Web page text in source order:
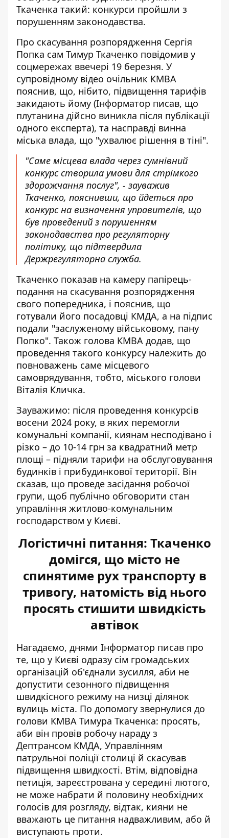
Ткаченка такий: конкурси пройшли з
порушенням законодавства.
Про скасування розпорядження Сергія
Попка сам Тимур Ткаченко повідомив у
соцмережах ввечері 19 березня. У
супровідному відео очільник КМВА
пояснив, що, нібито, підвищення тарифів
закидають йому (Інформатор писав, що
плутанина дійсно виникла після публікації
одного експерта), та насправді винна
міська влада, що "ухвалює рішення в тіні".
"Саме місцева влада через сумнівний
конкурс створила умови для стрімкого
здорожчання послуг", - зауважив
Ткаченко, пояснивши, що йдеться про
конкурс на визначення управителів, що
був проведений з порушенням
законодавства про регуляторну
політику, що підтвердила
Держрегуляторна служба.
Ткаченко показав на камеру папірець-
подання на скасування розпорядження
свого попередника, і пояснив, що
готували його посадовці КМДА, а на підпис
подали "заслуженому військовому, пану
Попко". Також голова КМВА додав, що
проведення такого конкурсу належить до
повноважень саме місцевого
самоврядування, тобто, міського голови
Віталія Кличка.
Зауважимо: після проведення конкурсів
восени 2024 року, в яких перемогли
комунальні компанії, киянам несподівано і
різко – до 10-14 грн за квадратний метр
площі – підняли тарифи на обслуговування
будинків і прибудинкової території. Він
сказав, що проведе засідання робочої
групи, щоб публічно обговорити стан
управління житлово-комунальним
господарством у Києві.
Логістичні питання: Ткаченко
домігся, що місто не
спинятиме рух транспорту в
тривогу, натомість від нього
просять стишити швидкість
автівок
Нагадаємо, днями Інформатор писав про
те, що у Києві одразу сім громадських
організацій об'єднали зусилля, аби не
допустити сезонного підвищення
швидкісного режиму на низці ділянок
вулиць міста. По допомогу звернулися до
голови КМВА Тимура Ткаченка: просять,
аби він провів робочу нараду з
Дептрансом КМДА, Управлінням
патрульної поліції столиці й скасував
підвищення швидкості. Втім, відповідна
петиція, зареєстрована у середині лютого,
не може набрати й половину необхідних
голосів для розгляду, відтак, кияни не
вважають це питання надважливим, або й
виступають проти.